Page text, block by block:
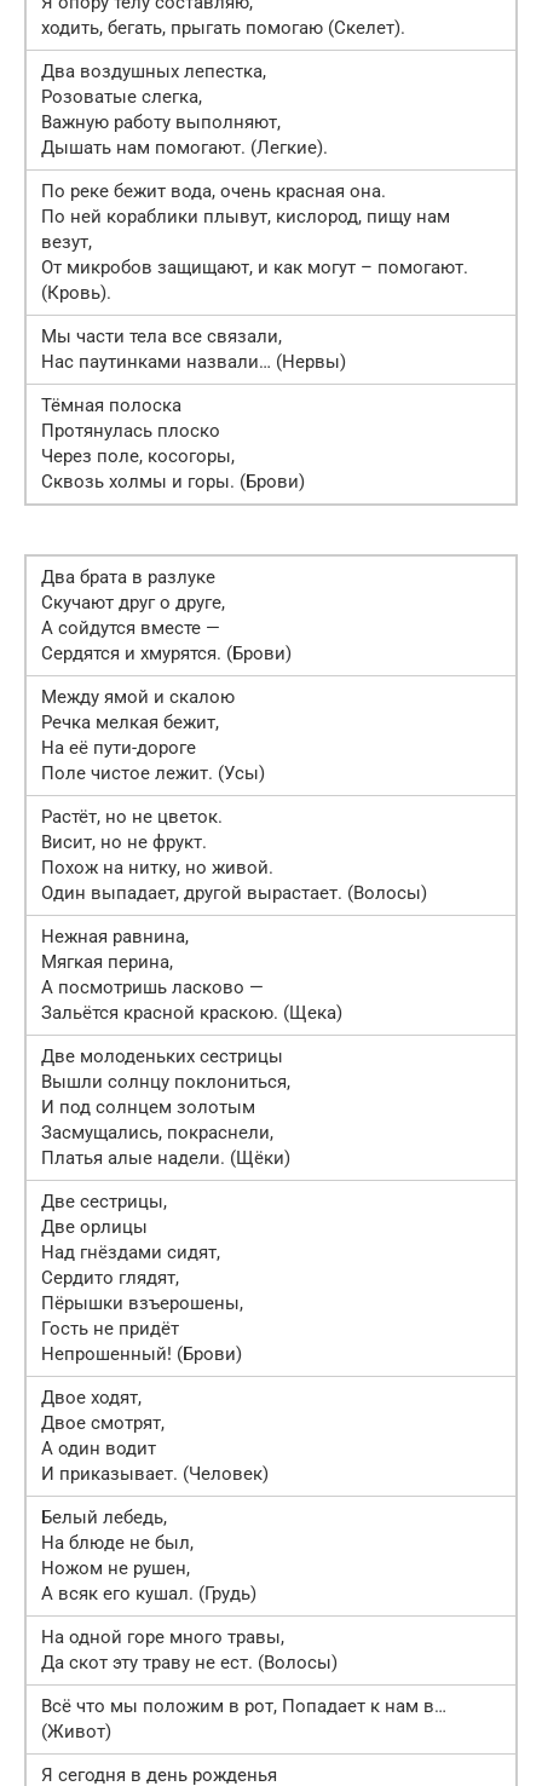
ходить, бегать, прыгать помогаю (Скелет).
Два воздушных лепестка,
Розоватые слегка,
Важную работу выполняют,
Дышать нам помогают. (Легкие).
По реке бежит вода, очень красная она.
По ней кораблики плывут, кислород, пищу нам
везут,
От микробов защищают, и как могут – помогают.
(Кровь).
Мы части тела все связали,
Нас паутинками назвали… (Нервы)
Тёмная полоска
Протянулась плоско
Через поле, косогоры,
Сквозь холмы и горы. (Брови)
Два брата в разлуке
Скучают друг о друге,
А сойдутся вместе —
Сердятся и хмурятся. (Брови)
Между ямой и скалою
Речка мелкая бежит,
На её пути-дороге
Поле чистое лежит. (Усы)
Растёт, но не цветок.
Висит, но не фрукт.
Похож на нитку, но живой.
Один выпадает, другой вырастает. (Волосы)
Нежная равнина,
Мягкая перина,
А посмотришь ласково —
Зальётся красной краскою. (Щека)
Две молоденьких сестрицы
Вышли солнцу поклониться,
И под солнцем золотым
Засмущались, покраснели,
Платья алые надели. (Щёки)
Две сестрицы,
Две орлицы
Над гнёздами сидят,
Сердито глядят,
Пёрышки взъерошены,
Гость не придёт
Непрошенный! (Брови)
Двое ходят,
Двое смотрят,
А один водит
И приказывает. (Человек)
Белый лебедь,
На блюде не был,
Ножом не рушен,
А всяк его кушал. (Грудь)
На одной горе много травы,
Да скот эту траву не ест. (Волосы)
Всё что мы положим в рот, Попадает к нам в…
(Живот)
Я сегодня в день рожденья